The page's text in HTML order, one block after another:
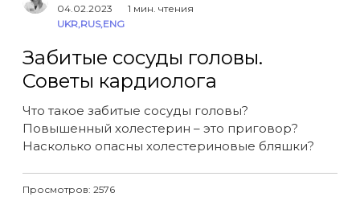
04.02.2023
1 мин. чтения
UKR,RUS,ENG
Забитые сосуды головы.
Советы кардиолога
Что такое забитые сосуды головы?
Повышенный холестерин – это приговор?
Насколько опасны холестериновые бляшки?
Просмотров: 2576